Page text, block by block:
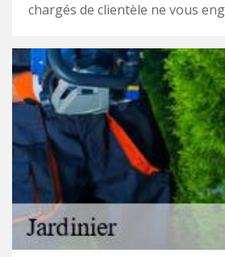
chargés de clientèle ne vous